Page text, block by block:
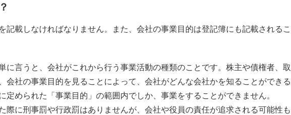
記載しなければなりません。また、会社の事業目的は登記簿にも記載される
に言うと、会社がこれから行う事業活動の種類のことです。株主や債権者、
会社の事業目的を見ることによって、会社がどんな会社かを知ることができ
定められた「事業目的」の範囲内でしか、事業をすることができません。
際に刑事罰や行政罰はありませんが、会社や役員の責任が追求される可能性